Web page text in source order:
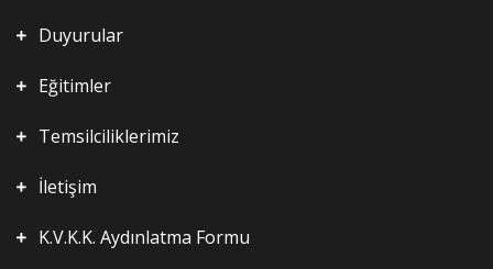
Duyurular
Eğitimler
Temsilciliklerimiz
İletişim
K.V.K.K. Aydınlatma Formu